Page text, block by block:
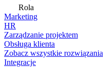
Rola
Marketing
HR
Zarządzanie projektem
Obsługa klienta
Zobacz wszystkie rozwiązania
Integracje